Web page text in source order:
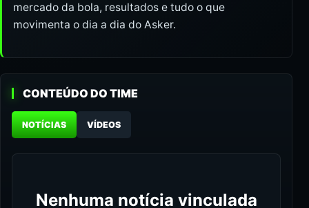
mercado da bola, resultados e tudo o que
movimenta o dia a dia do Asker.
CONTEÚDO DO TIME
NOTÍCIAS VÍDEOS
Nenhuma notícia vinculada